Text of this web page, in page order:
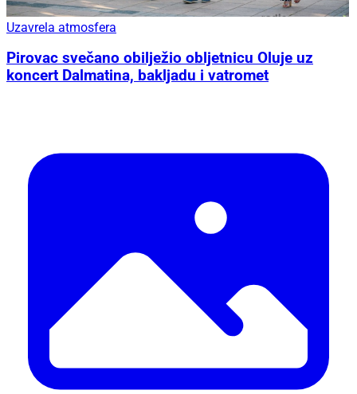
Uzavrela atmosfera
Pirovac svečano obilježio obljetnicu Oluje uz
koncert Dalmatina, bakljadu i vatromet